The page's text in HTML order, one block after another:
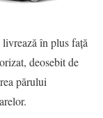
în plus faţă
deosebit de
părului